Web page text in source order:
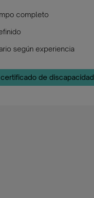
completo
según experiencia
de discapacidad